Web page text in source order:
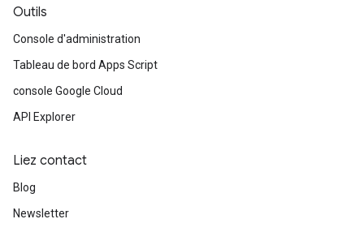
Outils
Console d'administration
Tableau de bord Apps Script
console Google Cloud
API Explorer
Liez contact
Blog
Newsletter